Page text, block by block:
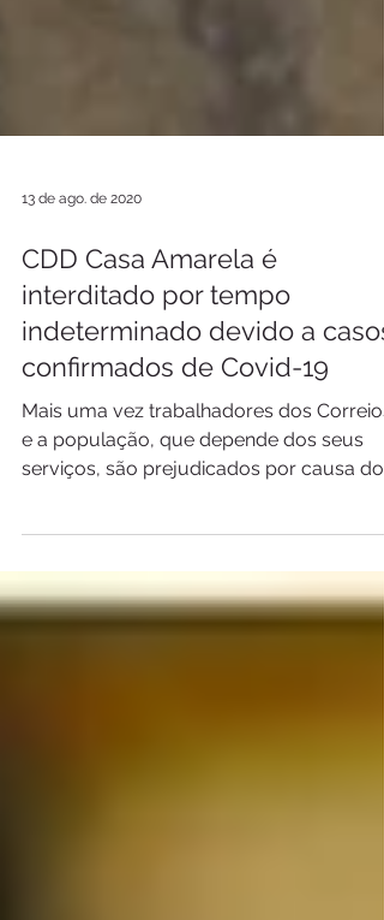
13 de ago. de 2020
CDD Casa Amarela é
interditado por tempo
indeterminado devido a casos
confirmados de Covid-19
Mais uma vez trabalhadores dos Correios
serviços, são prejudicados por causa do
descaso da Empresa...